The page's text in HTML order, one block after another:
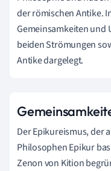
der römischen Antike.
Gemeinsamkeiten und
beiden Strömungen
Antike dargelegt.
Der Epikureismus, der
Philosophen Epikur
Zenon von Kition